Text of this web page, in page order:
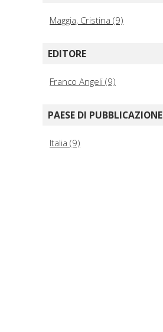
Maggia, Cristina (9)
EDITORE
Franco Angeli (9)
PAESE DI PUBBLICAZIONE
Italia (9)